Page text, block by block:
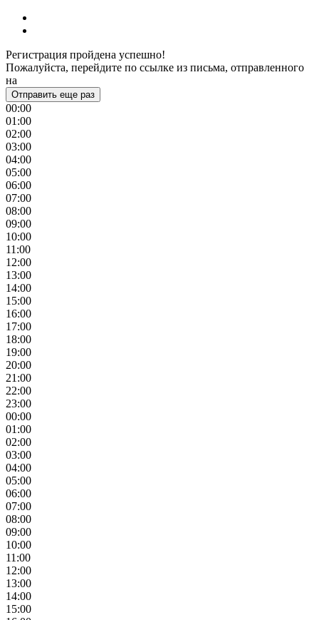
Регистрация пройдена успешно!
Пожалуйста, перейдите по ссылке из письма, отправленного
на
Отправить еще раз
00:00
01:00
02:00
03:00
04:00
05:00
06:00
07:00
08:00
09:00
10:00
11:00
12:00
13:00
14:00
15:00
16:00
17:00
18:00
19:00
20:00
21:00
22:00
23:00
00:00
01:00
02:00
03:00
04:00
05:00
06:00
07:00
08:00
09:00
10:00
11:00
12:00
13:00
14:00
15:00